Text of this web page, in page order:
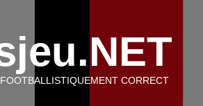
CORRECT